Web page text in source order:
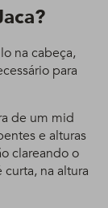
na cabeça,
para
de um mid
e alturas
clareando o
na altura